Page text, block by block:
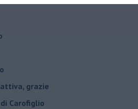
grazie
Carofiglio